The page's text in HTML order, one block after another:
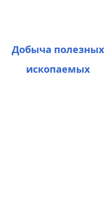
Добыча полезных
ископаемых